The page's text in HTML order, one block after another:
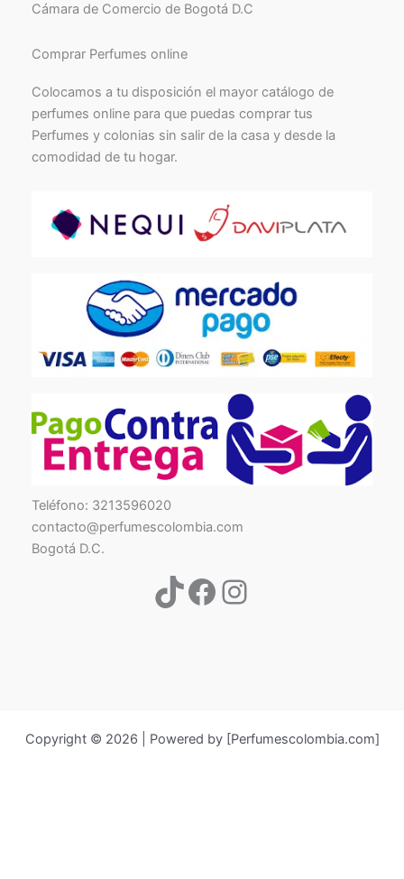
Cámara de Comercio de Bogotá D.C
Comprar Perfumes online
Colocamos a tu disposición el mayor catálogo de
perfumes online para que puedas comprar tus
Perfumes y colonias sin salir de la casa y desde la
comodidad de tu hogar.
Teléfono: 3213596020
contacto@perfumescolombia.com
Bogotá D.C.
TikTokFacebook
Instagram
Copyright © 2026 | Powered by [Perfumescolombia.com]